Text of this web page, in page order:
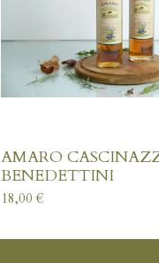
AMARO
BENEDETTINI
18,00 €